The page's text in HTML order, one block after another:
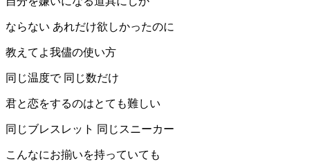
ならない あれだけ欲しかったのに
教えてよ我儘の使い方
同じ温度で 同じ数だけ
君と恋をするのはとても難しい
同じブレスレット 同じスニーカー
こんなにお揃いを持っていても